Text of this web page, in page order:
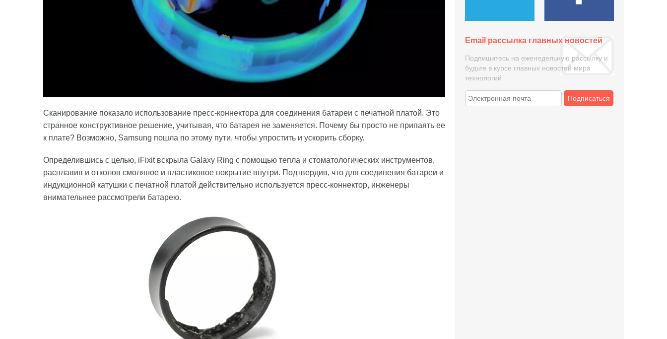
Cканирование показало использование пресс-коннектора для соединения батареи с печатной платой. Это
странное конструктивное решение, учитывая, что батарея не заменяется. Почему бы просто не припаять ее
к плате? Возможно, Samsung пошла по этому пути, чтобы упростить и ускорить сборку.
Определившись с целью, iFixit вскрыла Galaxy Ring с помощью тепла и стоматологических инструментов,
расплавив и отколов смоляное и пластиковое покрытие внутри. Подтвердив, что для соединения батареи и
индукционной катушки с печатной платой действительно используется пресс-коннектор, инженеры
внимательнее рассмотрели батарею.
Email рассылка главных новостей
Подпишитесь на еженедельную рассылку и
будьте в курсе главных новостей мира
технологий
Подписаться